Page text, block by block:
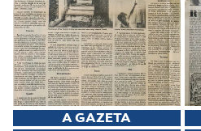
A GAZETA